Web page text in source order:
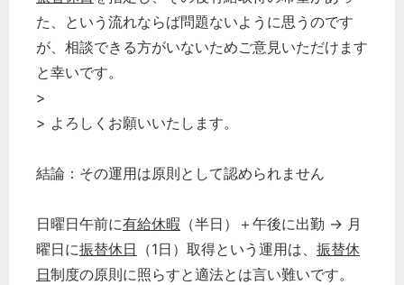
た、という流れならば問題ないように思うのです
が、相談できる方がいないためご意見いただけます
と幸いです。
>
> よろしくお願いいたします。
結論：その運用は原則として認められません
日曜日午前に有給休暇 （半日）＋午後に出勤 → 月
曜日に振替休日 （1日）取得という運用は、 振替休
日制度の原則に照らすと適法とは言い難いです。